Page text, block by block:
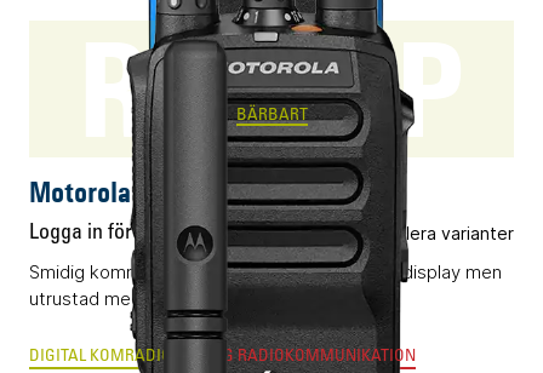
R5 NKP
BÄRBART
Motorola R5 NKP
Logga in för pris Flera varianter
Smidig komradio (DMR) utan knappsats eller display men
utrustad med AI-optimerat ljud.
DIGITAL KOMRADIO ANALOG RADIOKOMMUNIKATION